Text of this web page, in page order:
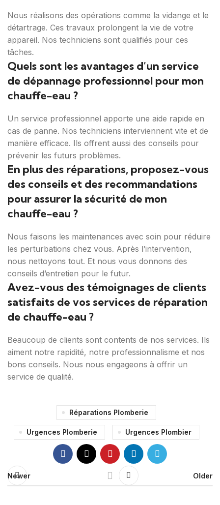
Nous réalisons des opérations comme la vidange et le
détartrage. Ces travaux prolongent la vie de votre
appareil. Nos techniciens sont qualifiés pour ces
tâches.
Quels sont les avantages d’un service
de dépannage professionnel pour mon
chauffe-eau ?
Un service professionnel apporte une aide rapide en
cas de panne. Nos techniciens interviennent vite et de
manière efficace. Ils offrent aussi des conseils pour
prévenir les futurs problèmes.
En plus des réparations, proposez-vous
des conseils et des recommandations
pour assurer la sécurité de mon
chauffe-eau ?
Nous faisons les maintenances avec soin pour réduire
les perturbations chez vous. Après l’intervention,
nous nettoyons tout. Et nous vous donnons des
conseils d’entretien pour le futur.
Avez-vous des témoignages de clients
satisfaits de vos services de réparation
de chauffe-eau ?
Beaucoup de clients sont contents de nos services. Ils
aiment notre rapidité, notre professionnalisme et nos
bons conseils. Nous nous engageons à offrir un
service de qualité.
Réparations Plomberie
Urgences Plomberie Urgences Plombier
Newer Older